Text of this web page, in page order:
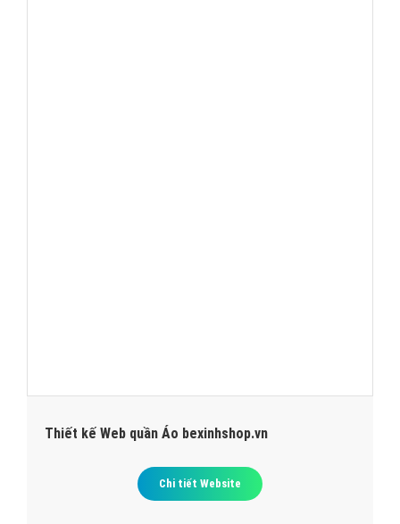
Thiết kế Web quần Áo bexinhshop.vn
Chi tiết Website